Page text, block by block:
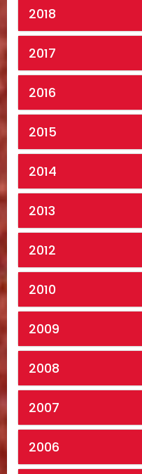
2018
2017
2016
2015
2014
2013
2012
2010
2009
2008
2007
2006